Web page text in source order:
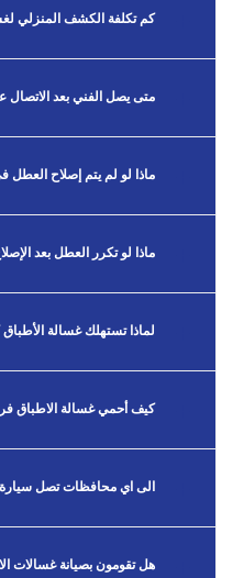
كم تكلفة الكشف المنزلي
متى يصل الفني بعد الاتصال على
ماذا لو لم يتم إصلاح العطل
ماذا لو تكرر العطل بعد
لماذا تستهلك غسالة الأطباق
كيف أحمي غسالة الاطباق
الى اي محافظات تصل سيارة
هل تقومون بصيانة غسالات